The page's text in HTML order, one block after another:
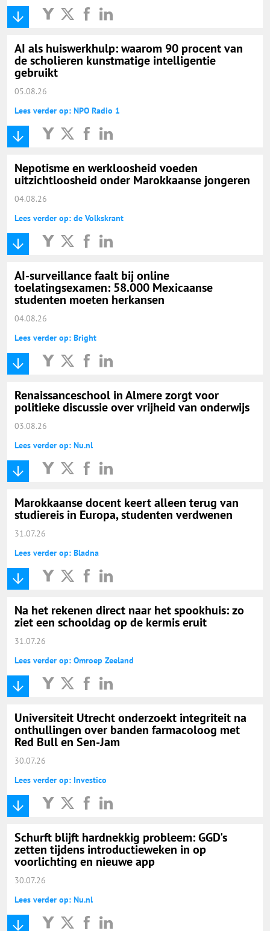
AI als huiswerkhulp: waarom 90 procent van
de scholieren kunstmatige intelligentie
gebruikt
05.08.26
Lees verder op: NPO Radio 1
Nepotisme en werkloosheid voeden
uitzichtloosheid onder Marokkaanse jongeren
04.08.26
Lees verder op: de Volkskrant
AI-surveillance faalt bij online
toelatingsexamen: 58.000 Mexicaanse
studenten moeten herkansen
04.08.26
Lees verder op: Bright
Renaissanceschool in Almere zorgt voor
politieke discussie over vrijheid van onderwijs
03.08.26
Lees verder op: Nu.nl
Marokkaanse docent keert alleen terug van
studiereis in Europa, studenten verdwenen
31.07.26
Lees verder op: Bladna
Na het rekenen direct naar het spookhuis: zo
ziet een schooldag op de kermis eruit
31.07.26
Lees verder op: Omroep Zeeland
Universiteit Utrecht onderzoekt integriteit na
onthullingen over banden farmacoloog met
Red Bull en Sen-Jam
30.07.26
Lees verder op: Investico
Schurft blijft hardnekkig probleem: GGD's
zetten tijdens introductieweken in op
voorlichting en nieuwe app
30.07.26
Lees verder op: Nu.nl